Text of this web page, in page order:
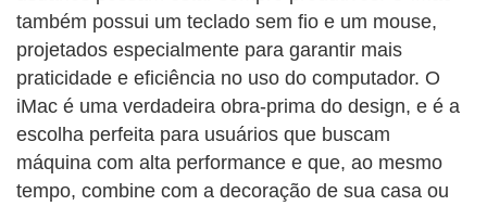
também possui um teclado sem fio e um mouse,
projetados especialmente para garantir mais
praticidade e eficiência no uso do computador. O
iMac é uma verdadeira obra-prima do design, e é a
escolha perfeita para usuários que buscam
máquina com alta performance e que, ao mesmo
tempo, combine com a decoração de sua casa ou